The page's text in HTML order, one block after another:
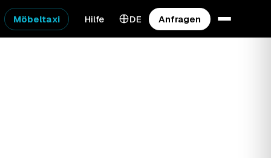
Möbeltaxi Hilfe DE Anfragen